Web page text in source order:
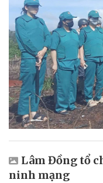
Lâm Đồng tổ
ninh mạng